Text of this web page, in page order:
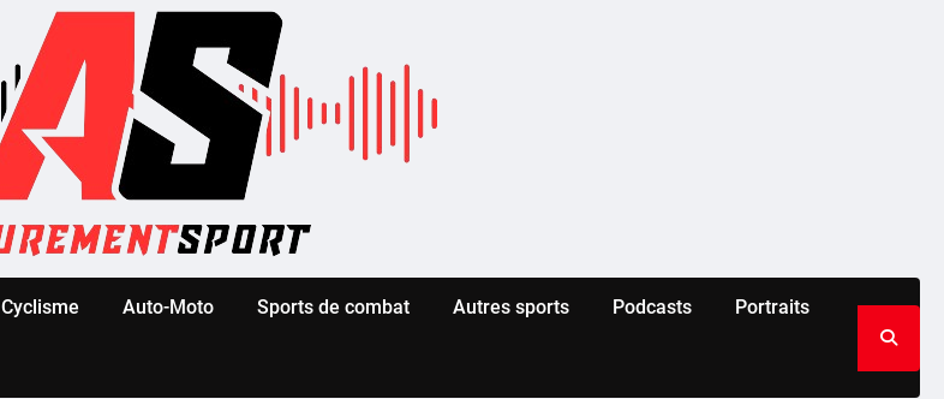
Cyclisme Auto-Moto Sports de combat Autres sports Podcasts Portraits